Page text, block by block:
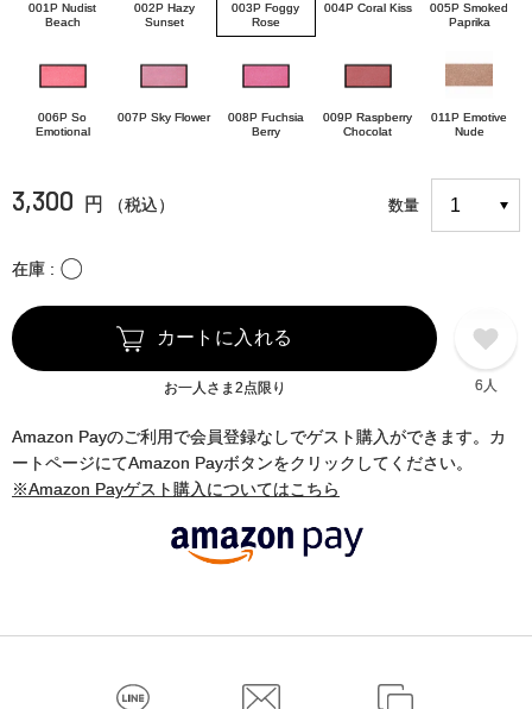
001P Nudist
Beach
002P Hazy
Sunset
003P Foggy
Rose
004P Coral Kiss
005P Smoked
Paprika
006P So
Emotional
007P Sky Flower
008P Fuchsia
Berry
009P Raspberry
Chocolat
011P Emotive
Nude
3,300 円 （税込） 数量
在庫 〇
カートに入れる
お一人さま2点限り 6人
Amazon Payのご利用で会員登録なしでゲスト購入ができます。カ
ートページにてAmazon Payボタンをクリックしてください。
※Amazon Payゲスト購入についてはこちら